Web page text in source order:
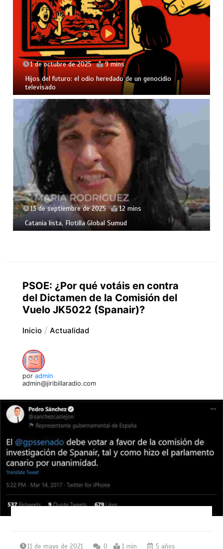
1 de octubre de 2025 9 mins
Hijos del futuro: el odio heredado de un genocidio
televisado
13 de septiembre de 2025 12 mins
Catania lista, Flotilla Global Sumud
PSOE: ¿Por qué votáis en contra
del Dictamen de la Comisión del
Vuelo JK5022 (Spanair)?
Inicio Actualidad
por admin
admin@jiribillaradio.com
11 de mayo de 2021 0 1 min 5 años